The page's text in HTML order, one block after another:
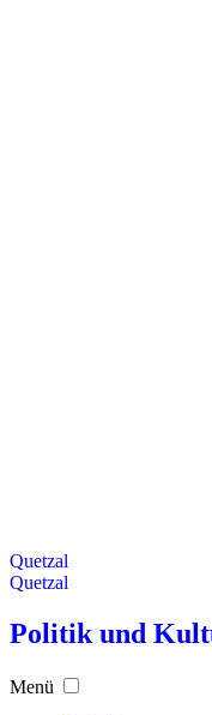
Quetzal
Quetzal
Politik und
Menü